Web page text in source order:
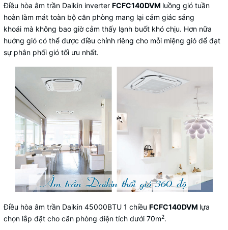
Điều hòa âm trần Daikin inverter FCFC140DVM luồng gió tuần
hoàn làm mát toàn bộ căn phòng mang lại cảm giác sảng
khoái mà không bao giờ cảm thấy lạnh buốt khó chịu. Hơn nữa
huớng gió có thể được điều chỉnh riêng cho mỗi miệng gió để đạt
sự phân phối gió tối ưu nhất.
Điều hòa âm trần Daikin 45000BTU 1 chiều FCFC140DVM lựa
chọn lắp đặt cho căn phòng diện tích dưới 70m2.